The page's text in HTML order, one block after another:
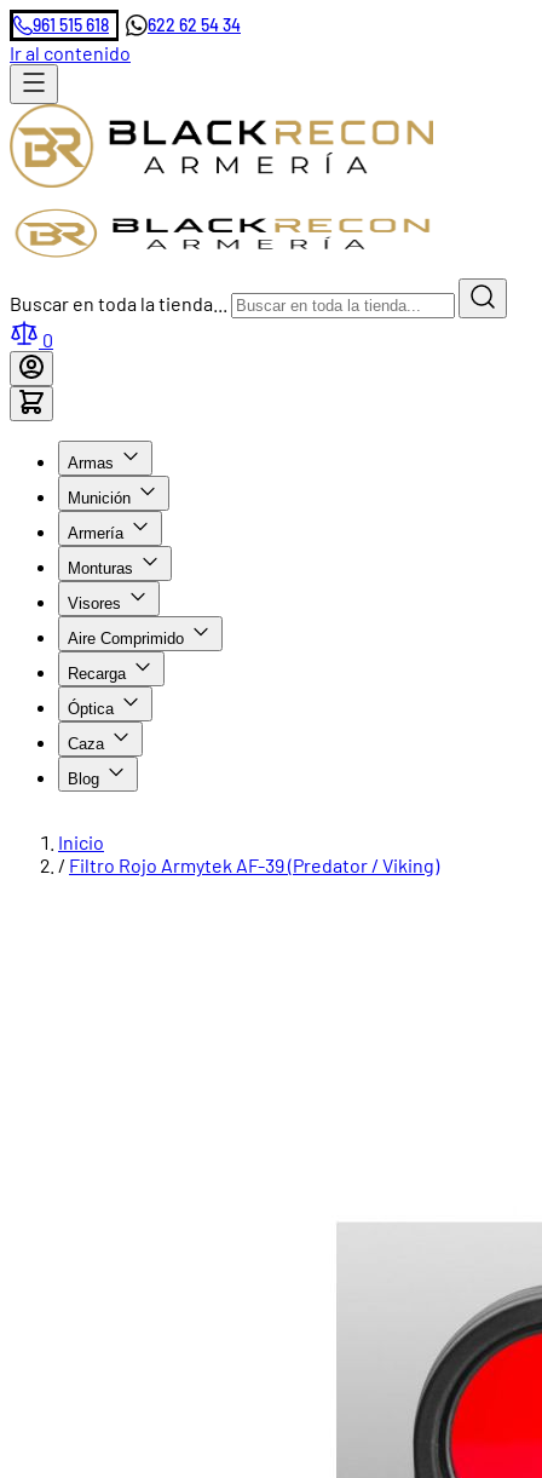
961 515 618 622 62 54 34
Ir al contenido
Buscar en toda la tienda...
0
Armas
Munición
Armería
Monturas
Visores
Aire Comprimido
Recarga
Óptica
Caza
Blog
Inicio
/ Filtro Rojo Armytek AF-39 (Predator / Viking)